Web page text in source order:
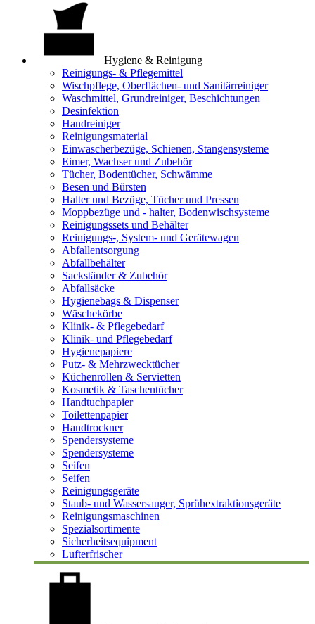
Hygiene & Reinigung
Reinigungs- & Pflegemittel
Wischpflege, Oberflächen- und Sanitärreiniger
Waschmittel, Grundreiniger, Beschichtungen
Desinfektion
Handreiniger
Reinigungsmaterial
Einwascherbezüge, Schienen, Stangensysteme
Eimer, Wachser und Zubehör
Tücher, Bodentücher, Schwämme
Besen und Bürsten
Halter und Bezüge, Tücher und Pressen
Moppbezüge und - halter, Bodenwischsysteme
Reinigungssets und Behälter
Reinigungs-, System- und Gerätewagen
Abfallentsorgung
Abfallbehälter
Sackständer & Zubehör
Abfallsäcke
Hygienebags & Dispenser
Wäschekörbe
Klinik- & Pflegebedarf
Klinik- und Pflegebedarf
Hygienepapiere
Putz- & Mehrzwecktücher
Küchenrollen & Servietten
Kosmetik & Taschentücher
Handtuchpapier
Toilettenpapier
Handtrockner
Spendersysteme
Spendersysteme
Seifen
Seifen
Reinigungsgeräte
Staub- und Wassersauger, Sprühextraktionsgeräte
Reinigungsmaschinen
Spezialsortimente
Sicherheitsequipment
Lufterfrischer